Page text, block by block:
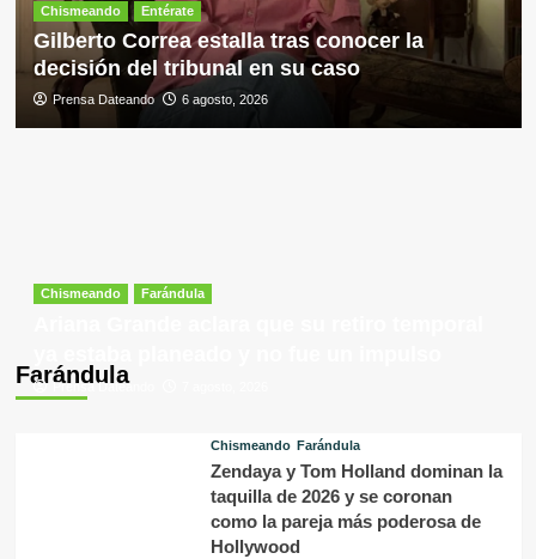
Chismeando Entérate
Gilberto Correa estalla tras conocer la
decisión del tribunal en su caso
Prensa Dateando 6 agosto, 2026
Farándula
Chismeando Farándula
Prensa Dateando
Chismeando Farándula
Zendaya y Tom Holland dominan la
taquilla de 2026 y se coronan
como la pareja más poderosa de
Hollywood